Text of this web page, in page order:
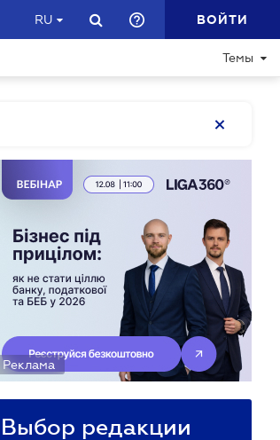
RU ВОЙТИ
Темы
Реклама
Выбор редакции